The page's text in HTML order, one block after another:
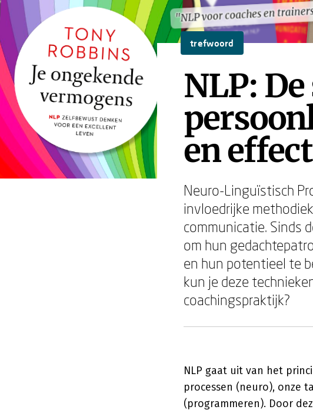
"NLP voor coaches en
"NLP voor coaches en
trefwoord
NLP:
en
Neuro-Linguïstisch
invloedrijke
communicatie. Sinds
om hun
en hun potentieel te
kun je deze
coachingspraktijk?
NLP gaat uit van het
processen (neuro), onze
(programmeren). Door